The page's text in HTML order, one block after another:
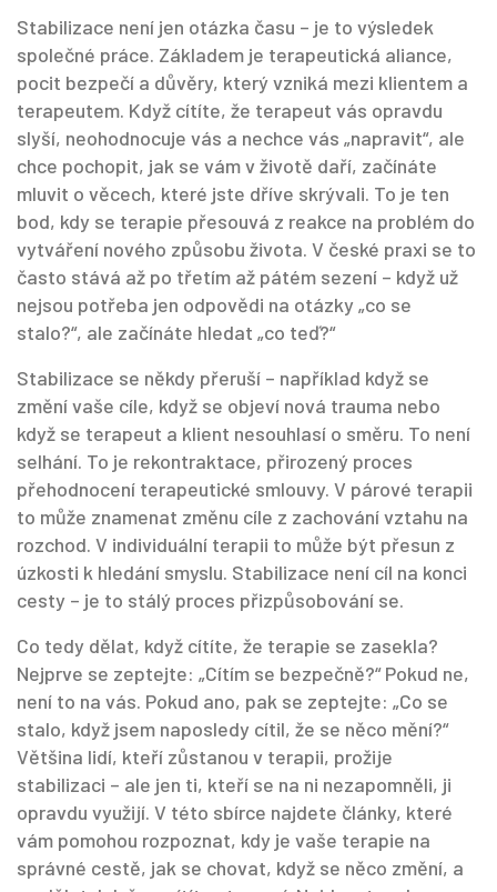
Stabilizace není jen otázka času – je to výsledek
společné práce. Základem je terapeutická aliance,
pocit bezpečí a důvěry, který vzniká mezi klientem a
terapeutem. Když cítíte, že terapeut vás opravdu
slyší, neohodnocuje vás a nechce vás „napravit“, ale
chce pochopit, jak se vám v životě daří, začínáte
mluvit o věcech, které jste dříve skrývali. To je ten
bod, kdy se terapie přesouvá z reakce na problém do
vytváření nového způsobu života. V české praxi se to
často stává až po třetím až pátém sezení – když už
nejsou potřeba jen odpovědi na otázky „co se
stalo?“, ale začínáte hledat „co teď?“
Stabilizace se někdy přeruší – například když se
změní vaše cíle, když se objeví nová trauma nebo
když se terapeut a klient nesouhlasí o směru. To není
selhání. To je rekontraktace, přirozený proces
přehodnocení terapeutické smlouvy. V párové terapii
to může znamenat změnu cíle z zachování vztahu na
rozchod. V individuální terapii to může být přesun z
úzkosti k hledání smyslu. Stabilizace není cíl na konci
cesty – je to stálý proces přizpůsobování se.
Co tedy dělat, když cítíte, že terapie se zasekla?
Nejprve se zeptejte: „Cítím se bezpečně?“ Pokud ne,
není to na vás. Pokud ano, pak se zeptejte: „Co se
stalo, když jsem naposledy cítil, že se něco mění?“
Většina lidí, kteří zůstanou v terapii, prožije
stabilizaci – ale jen ti, kteří se na ni nezapomněli, ji
opravdu využijí. V této sbírce najdete články, které
vám pomohou rozpoznat, kdy je vaše terapie na
správné cestě, jak se chovat, když se něco změní, a